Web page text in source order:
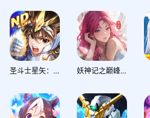
圣斗士星矢：正义传说 妖神记之巅峰对决